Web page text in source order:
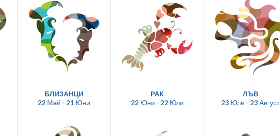
БЛИЗАНЦИ
22 Май - 21 Юни
РАК
22 Юни - 22 Юли
ЛЪВ
23 Юли - 23 Август